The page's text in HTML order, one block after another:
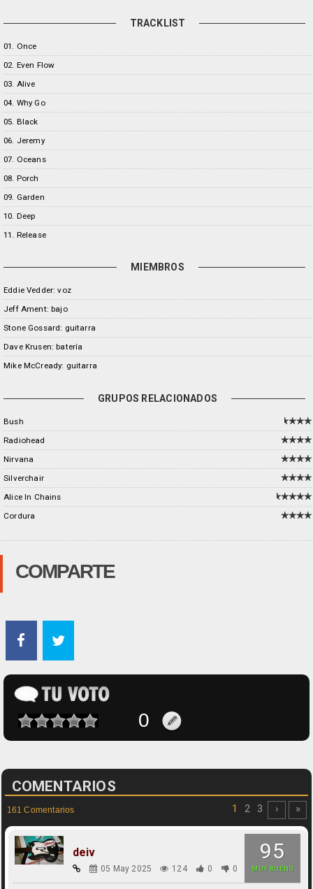
TRACKLIST
01. Once
02. Even Flow
03. Alive
04. Why Go
05. Black
06. Jeremy
07. Oceans
08. Porch
09. Garden
10. Deep
11. Release
MIEMBROS
Eddie Vedder: voz
Jeff Ament: bajo
Stone Gossard: guitarra
Dave Krusen: batería
Mike McCready: guitarra
GRUPOS RELACIONADOS
Bush
Radiohead
Nirvana
Silverchair
Alice In Chains
Cordura
COMPARTE
COMENTARIOS
161 Comentarios 1 2 3 › »
95
MUY BUENO
deiv
05 May 2025 124 0 0